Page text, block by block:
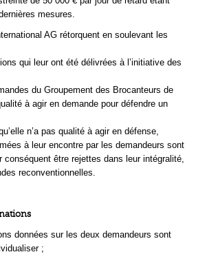
mesures.
AG rétorquent en soulevant les
qui leur ont été délivrées à l’initiative des
du Groupement des Brocanteurs de
à agir en demande pour défendre un
n’a pas qualité à agir en défense,
à leur encontre par les demandeurs sont
conséquent être rejettes dans leur intégralité,
reconventionnelles.
données sur les deux demandeurs sont
;